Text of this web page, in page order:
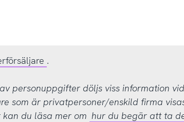
.
personuppgifter döljs viss information
som är privatpersoner/enskild firma
du läsa mer om hur du begär att ta